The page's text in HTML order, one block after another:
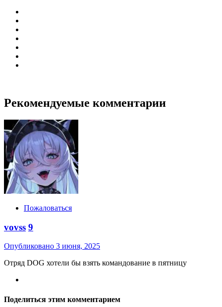
Рекомендуемые комментарии
Пожаловаться
vovss 9
Опубликовано 3 июня, 2025
Отряд DOG хотели бы взять командование в пятницу
Поделиться этим комментарием